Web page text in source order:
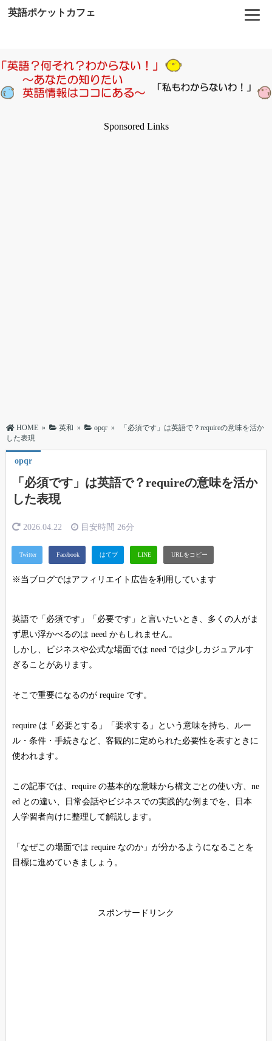
英語ポケットカフェ
Sponsored Links
HOME » 英和 » opqr »
「必須です」は英語で？requireの意味を活か
した表現
opqr
「必須です」は英語で？requireの意味を活か
した表現
2026.04.22 目安時間 26分
※当ブログではアフィリエイト広告を利用しています
英語で「必須です」「必要です」と言いたいとき、多くの人がま
ず思い浮かべるのは need かもしれません。
しかし、ビジネスや公式な場面では need では少しカジュアルす
ぎることがあります。
そこで重要になるのが require です。
require は「必要とする」「要求する」という意味を持ち、ルー
ル・条件・手続きなど、客観的に定められた必要性を表すときに
使われます。
この記事では、require の基本的な意味から構文ごとの使い方、ne
ed との違い、日常会話やビジネスでの実践的な例までを、日本
人学習者向けに整理して解説します。
「なぜこの場面では require なのか」が分かるようになることを
目標に進めていきましょう。
スポンサードリンク